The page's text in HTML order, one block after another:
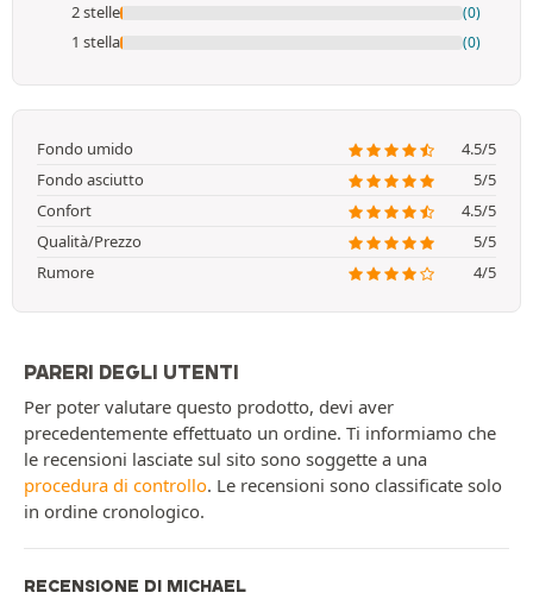
2 stelle (0)
1 stella (0)
Fondo umido
4.5/5
Fondo asciutto
5/5
Confort
4.5/5
Qualità/Prezzo
5/5
Rumore
4/5
PARERI DEGLI UTENTI
Per poter valutare questo prodotto, devi aver
precedentemente effettuato un ordine. Ti informiamo che
le recensioni lasciate sul sito sono soggette a una
procedura di controllo. Le recensioni sono classificate solo
in ordine cronologico.
RECENSIONE DI MICHAEL